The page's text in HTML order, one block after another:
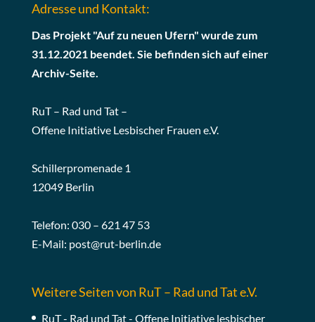
Adresse und Kontakt:
Das Projekt "Auf zu neuen Ufern" wurde zum
31.12.2021 beendet. Sie befinden sich auf einer
Archiv-Seite.
RuT – Rad und Tat –
Offene Initiative Lesbischer Frauen e.V.
Schillerpromenade 1
12049 Berlin
Telefon: 030 – 621 47 53
E-Mail: post@rut-berlin.de
Weitere Seiten von RuT – Rad und Tat e.V.
RuT - Rad und Tat - Offene Initiative lesbischer